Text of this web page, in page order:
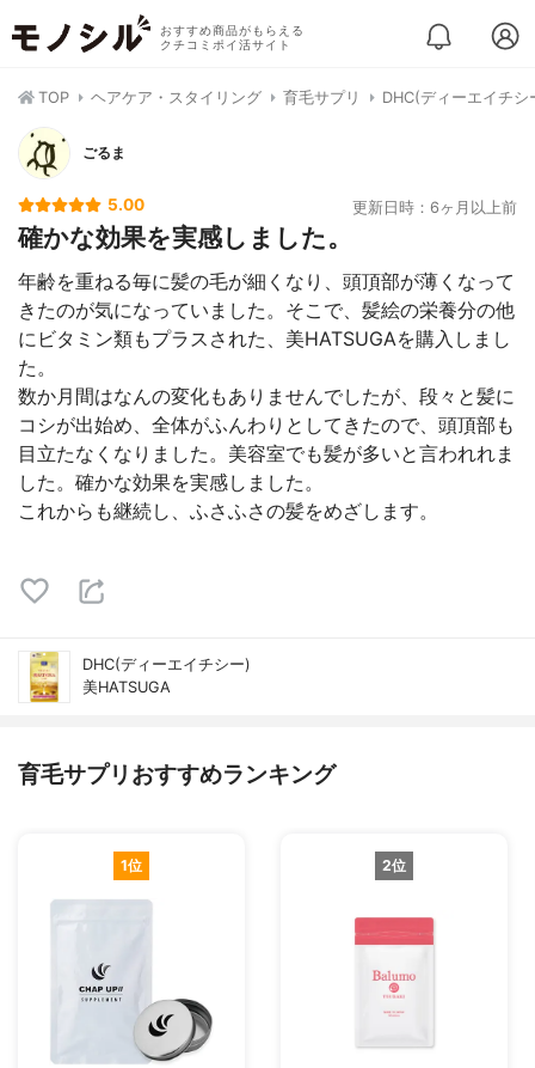
おすすめ商品がもらえる
クチコミポイ活サイト
TOP ヘアケア・スタイリング 育毛サプリ DHC(ディーエイチシ
ごるま
5.00 更新日時：6ヶ月以上前
確かな効果を実感しました。
年齢を重ねる毎に髪の毛が細くなり、頭頂部が薄くなって
きたのが気になっていました。そこで、髪絵の栄養分の他
にビタミン類もプラスされた、美HATSUGAを購入しまし
た。
数か月間はなんの変化もありませんでしたが、段々と髪に
コシが出始め、全体がふんわりとしてきたので、頭頂部も
目立たなくなりました。美容室でも髪が多いと言われれま
した。確かな効果を実感しました。
これからも継続し、ふさふさの髪をめざします。
DHC(ディーエイチシー)
美HATSUGA
育毛サプリおすすめランキング
1位 2位